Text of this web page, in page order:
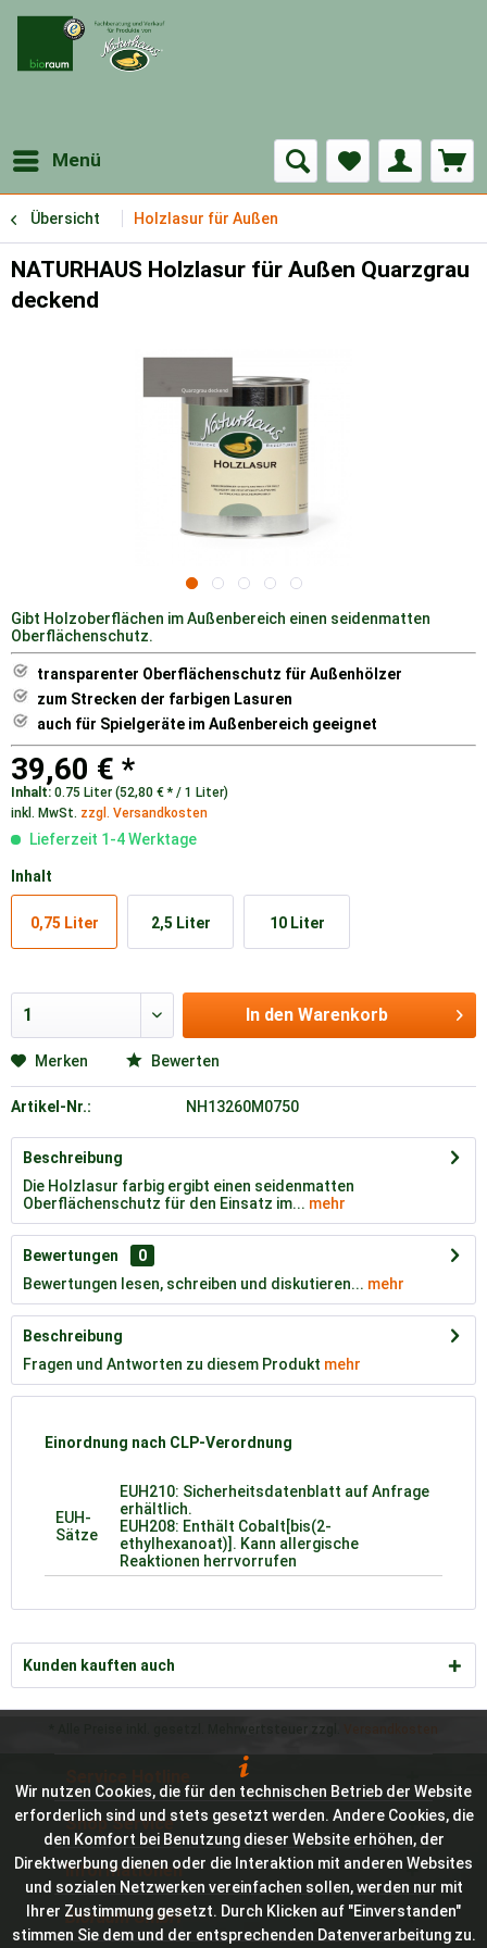
Menü
Übersicht Holzlasur für Außen
NATURHAUS Holzlasur für Außen Quarzgrau
deckend
Gibt Holzoberflächen im Außenbereich einen seidenmatten
Oberflächenschutz.
transparenter Oberflächenschutz für Außenhölzer
zum Strecken der farbigen Lasuren
auch für Spielgeräte im Außenbereich geeignet
39,60 € *
Inhalt: 0.75 Liter (52,80 € * / 1 Liter)
inkl. MwSt. zzgl. Versandkosten
Lieferzeit 1-4 Werktage
Inhalt
0,75 Liter 2,5 Liter 10 Liter
In den Warenkorb
Merken Bewerten
Artikel-Nr.: NH13260M0750
Beschreibung
Die Holzlasur farbig ergibt einen seidenmatten
Oberflächenschutz für den Einsatz im... mehr
Bewertungen
0
Bewertungen lesen, schreiben und diskutieren... mehr
Beschreibung
Fragen und Antworten zu diesem Produkt mehr
Einordnung nach CLP-Verordnung
EUH-
Sätze
EUH210: Sicherheitsdatenblatt auf Anfrage
erhältlich.
EUH208: Enthält Cobalt[bis(2-
ethylhexanoat)]. Kann allergische
Reaktionen herrvorrufen
Kunden kauften auch
Shop Service
Informationen
Bioraum GmbH
Wir nutzen Cookies, die für den technischen Betrieb der Website
erforderlich sind und stets gesetzt werden. Andere Cookies, die
den Komfort bei Benutzung dieser Website erhöhen, der
Direktwerbung dienen oder die Interaktion mit anderen Websites
und sozialen Netzwerken vereinfachen sollen, werden nur mit
Ihrer Zustimmung gesetzt. Durch Klicken auf "Einverstanden"
stimmen Sie dem und der entsprechenden Datenverarbeitung zu.